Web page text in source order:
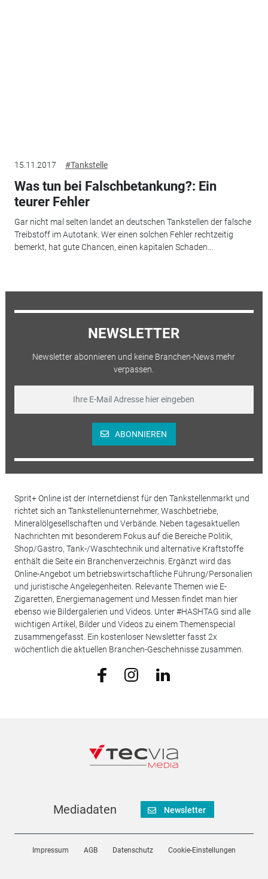
15.11.2017 #Tankstelle
Was tun bei Falschbetankung?: Ein
teurer Fehler
Gar nicht mal selten landet an deutschen Tankstellen der falsche
Treibstoff im Autotank. Wer einen solchen Fehler rechtzeitig
bemerkt, hat gute Chancen, einen kapitalen Schaden...
NEWSLETTER
Newsletter abonnieren und keine Branchen-News mehr
verpassen.
ABONNIEREN
Sprit+ Online ist der Internetdienst für den Tankstellenmarkt und
richtet sich an Tankstellenunternehmer, Waschbetriebe,
Mineralölgesellschaften und Verbände. Neben tagesaktuellen
Nachrichten mit besonderem Fokus auf die Bereiche Politik,
Shop/Gastro, Tank-/Waschtechnik und alternative Kraftstoffe
enthält die Seite ein Branchenverzeichnis. Ergänzt wird das
Online-Angebot um betriebswirtschaftliche Führung/Personalien
und juristische Angelegenheiten. Relevante Themen wie E-
Zigaretten, Energiemanagement und Messen findet man hier
ebenso wie Bildergalerien und Videos. Unter #HASHTAG sind alle
wichtigen Artikel, Bilder und Videos zu einem Themenspecial
zusammengefasst. Ein kostenloser Newsletter fasst 2x
wöchentlich die aktuellen Branchen-Geschehnisse zusammen.
Mediadaten Newsletter
Impressum AGB Datenschutz Cookie-Einstellungen